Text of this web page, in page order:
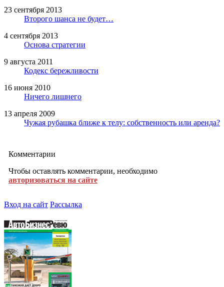
23 сентября 2013
Второго шанса не будет…
4 сентября 2013
Основа стратегии
9 августа 2011
Кодекс бережливости
16 июня 2010
Ничего лишнего
13 апреля 2009
Чужая рубашка ближе к телу: собственность или аренда?
Комментарии
Чтобы оставлять комментарии, необходимо
авторизоваться на сайте
Вход на сайт Рассылка